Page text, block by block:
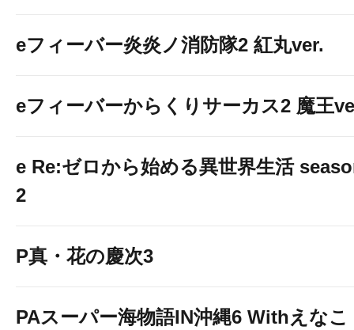
eフィーバー炎炎ノ消防隊2 紅丸ver.
eフィーバーからくりサーカス2 魔王
e Re:ゼロから始める異世界生活
2
P真・花の慶次3
PAスーパー海物語IN沖縄6 Withえなこ